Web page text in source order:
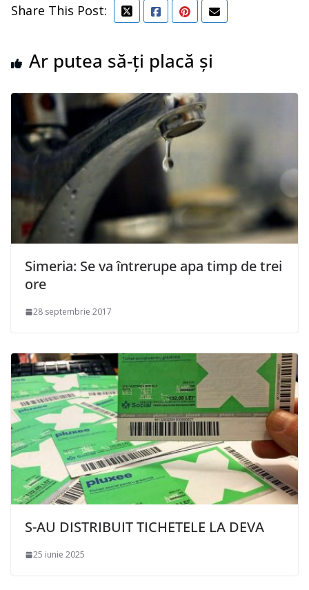
Share This Post:
Ar putea să-ți placă și
Simeria: Se va întrerupe apa timp de trei
ore
28 septembrie 2017
S-AU DISTRIBUIT TICHETELE LA DEVA
25 iunie 2025